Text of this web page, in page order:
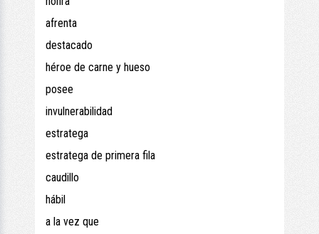
afrenta
destacado
héroe de carne y hueso
posee
invulnerabilidad
estratega
estratega de primera fila
caudillo
hábil
a la vez que